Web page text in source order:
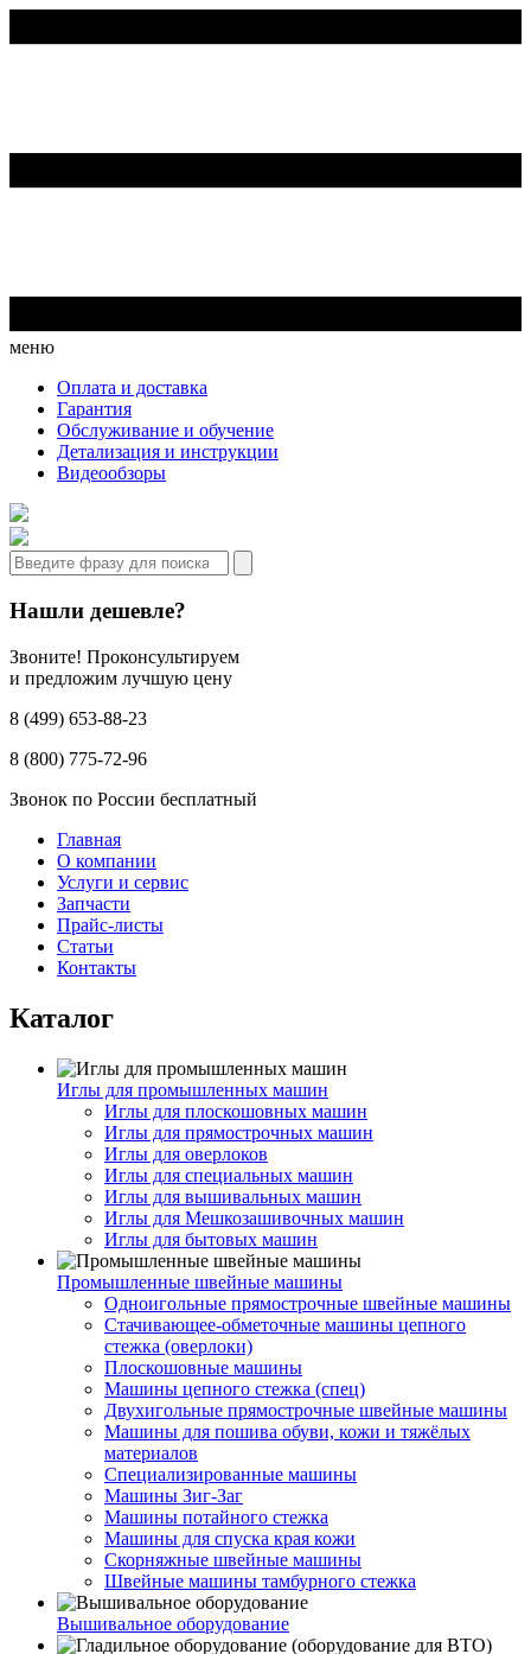
меню
Оплата и доставка
Гарантия
Обслуживание и обучение
Детализация и инструкции
Видеообзоры
Нашли дешевле?
Звоните! Проконсультируем
и предложим лучшую цену
8 (499) 653-88-23
8 (800) 775-72-96
Звонок по России бесплатный
Главная
О компании
Услуги и сервис
Запчасти
Прайс-листы
Статьи
Контакты
Каталог
Иглы для промышленных машин
Иглы для плоскошовных машин
Иглы для прямострочных машин
Иглы для оверлоков
Иглы для специальных машин
Иглы для вышивальных машин
Иглы для Мешкозашивочных машин
Иглы для бытовых машин
Промышленные швейные машины
Одноигольные прямострочные швейные машины
Стачивающее-обметочные машины цепного
стежка (оверлоки)
Плоскошовные машины
Машины цепного стежка (спец)
Двухигольные прямострочные швейные машины
Машины для пошива обуви, кожи и тяжёлых
материалов
Специализированные машины
Машины Зиг-Заг
Машины потайного стежка
Машины для спуска края кожи
Скорняжные швейные машины
Швейные машины тамбурного стежка
Вышивальное оборудование